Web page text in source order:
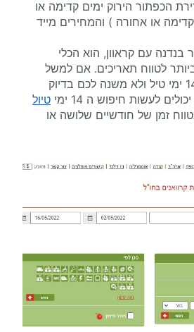
הכפתור הירוק ימים קדימה או
14 ימים קדימה או אחורה ) והמחירים מייד
בנדנה עם קראוון, הוא הכלי
לטווח תאריכים. אם למשל
אתם רוצים לצאת ל 14 ימי טיל ולא משנה לכם בדיוק
לעשות חיפוש ה 14 ימי
טיול
זמן של חודשיים שלושה או